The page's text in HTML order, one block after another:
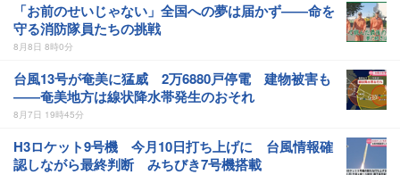
「お前のせいじゃない」全国への夢は届かず――命を
守る消防隊員たちの挑戦
8月8日 8時0分
台風13号が奄美に猛威 2万6880戸停電 建物被害も
――奄美地方は線状降水帯発生のおそれ
8月7日 19時45分
H3ロケット9号機 今月10日打ち上げに 台風情報確
認しながら最終判断 みちびき7号機搭載